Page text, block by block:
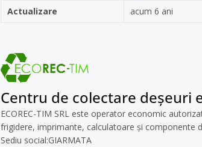
Actualizare
acum 6 ani
Centru de colectare deșeuri
ECOREC-TIM SRL este operator economic
frigidere, imprimante, calculatoare și componente
Sediu social:GIARMATA